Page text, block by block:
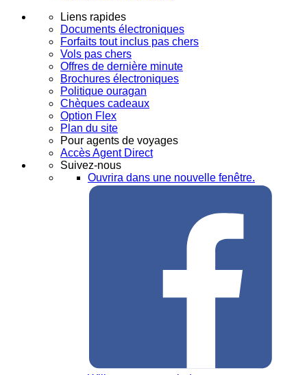
Liens rapides
Documents électroniques
Forfaits tout inclus pas chers
Vols pas chers
Offres de dernière minute
Brochures électroniques
Politique ouragan
Chèques cadeaux
Option Flex
Plan du site
Pour agents de voyages
Accès Agent Direct
Suivez-nous
Ouvrira dans une nouvelle fenêtre.